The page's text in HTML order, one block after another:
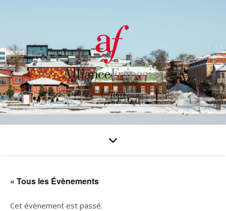
« Tous les Évènements
Cet évènement est passé.